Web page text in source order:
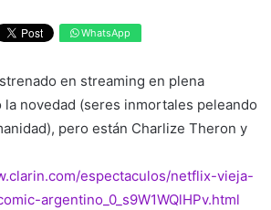
WhatsApp
en streaming en plena
la novedad (seres inmortales peleando
pero están Charlize Theron y
espectaculos/netflix-vieja-
argentino_0_s9W1WQlHPv.html